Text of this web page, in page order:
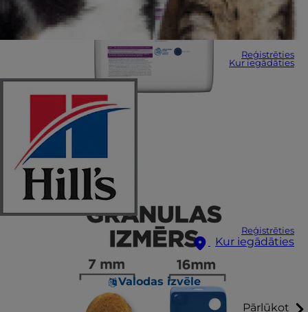
Reģistrēties
Kur iegādāties
Reģistrēties
Kur iegādāties
Valodas izvēle
Pārlūkot